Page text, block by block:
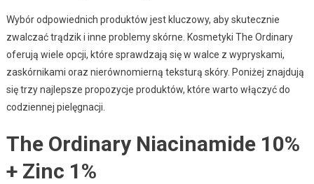
Wybór odpowiednich produktów jest kluczowy, aby skutecznie
zwalczać trądzik i inne problemy skórne. Kosmetyki The Ordinary
oferują wiele opcji, które sprawdzają się w walce z wypryskami,
zaskórnikami oraz nierównomierną teksturą skóry. Poniżej znajdują
się trzy najlepsze propozycje produktów, które warto włączyć do
codziennej pielęgnacji.
The Ordinary Niacinamide 10%
+ Zinc 1%